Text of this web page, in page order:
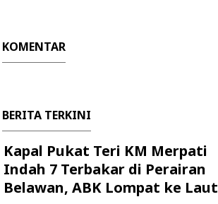
KOMENTAR
BERITA TERKINI
Kapal Pukat Teri KM Merpati
Indah 7 Terbakar di Perairan
Belawan, ABK Lompat ke Laut